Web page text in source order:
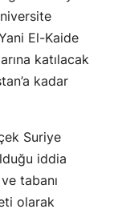
El-Kaide
katılacak
kadar
Suriye
iddia
tabanı
olarak